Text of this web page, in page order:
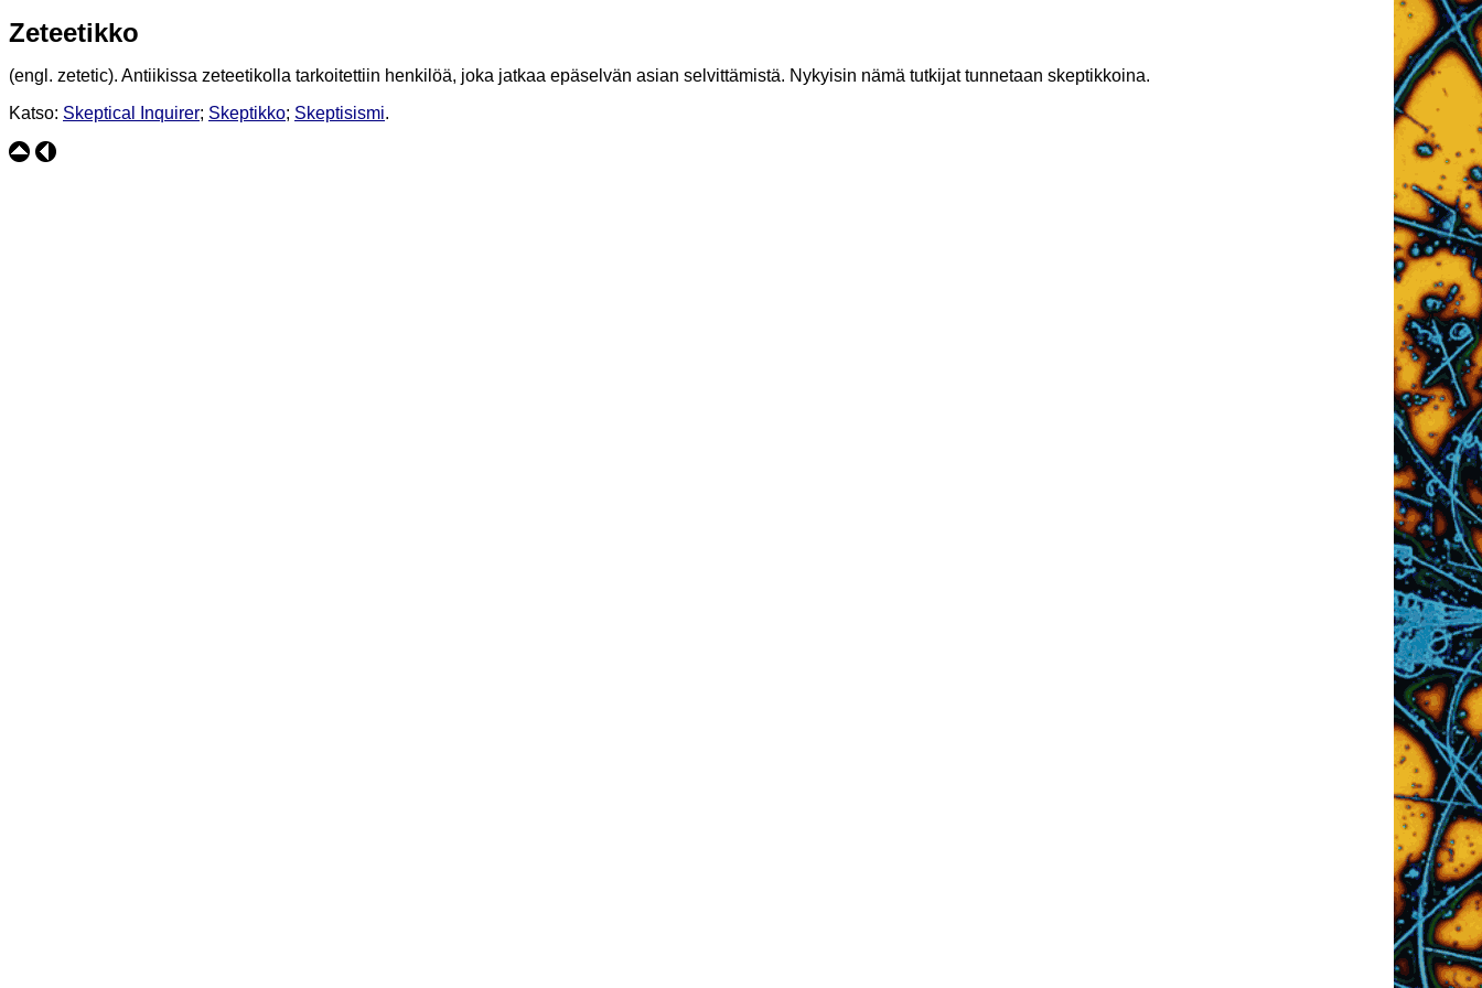
Zeteetikko
(engl. zetetic). Antiikissa zeteetikolla tarkoitettiin henkilöä, joka jatkaa epäselvän asian selvittämistä. Nykyisin nämä tutkijat tunnetaan skeptikkoina.
Katso: Skeptical Inquirer; Skeptikko; Skeptisismi.